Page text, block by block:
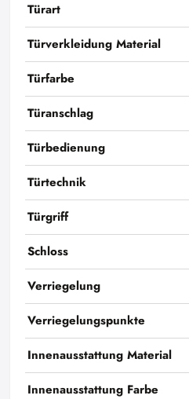
Türart
Türverkleidung Material
Türfarbe
Türanschlag
Türbedienung
Türtechnik
Türgriff
Schloss
Verriegelung
Verriegelungspunkte
Innenausstattung Material
Innenausstattung Farbe